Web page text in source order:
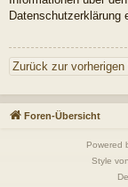
Datenschutzerklärung
Zurück zur vorherigen
Foren-Übersicht
Powered
Style von